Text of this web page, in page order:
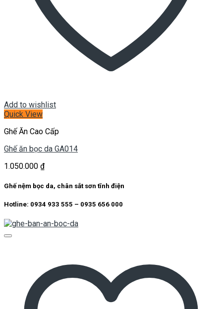
Add to wishlist
Quick View
Ghế Ăn Cao Cấp
Ghế ăn bọc da GA014
1.050.000 ₫
Ghế nệm bọc da, chân sắt sơn tĩnh điện
Hotline: 0934 933 555 – 0935 656 000